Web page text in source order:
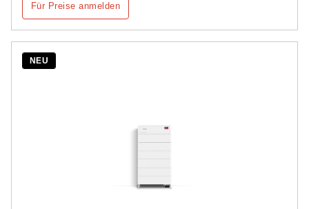
Für Preise anmelden
NEU